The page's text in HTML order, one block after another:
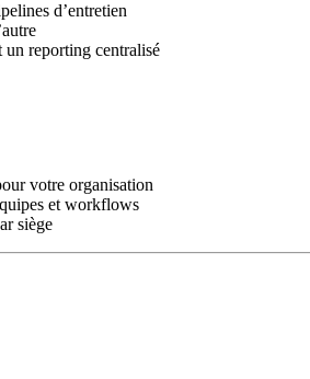
d’entretien
un reporting centralisé
votre organisation
et workflows
siège